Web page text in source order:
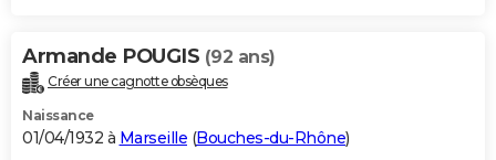
Bricolage
Lifestyle
Culture
Sport
Auto
Television
Voyage
Cinema
Armande POUGIS (92 ans)
Créer une cagnotte obsèques
Naissance
01/04/1932 à Marseille (Bouches-du-Rhône)